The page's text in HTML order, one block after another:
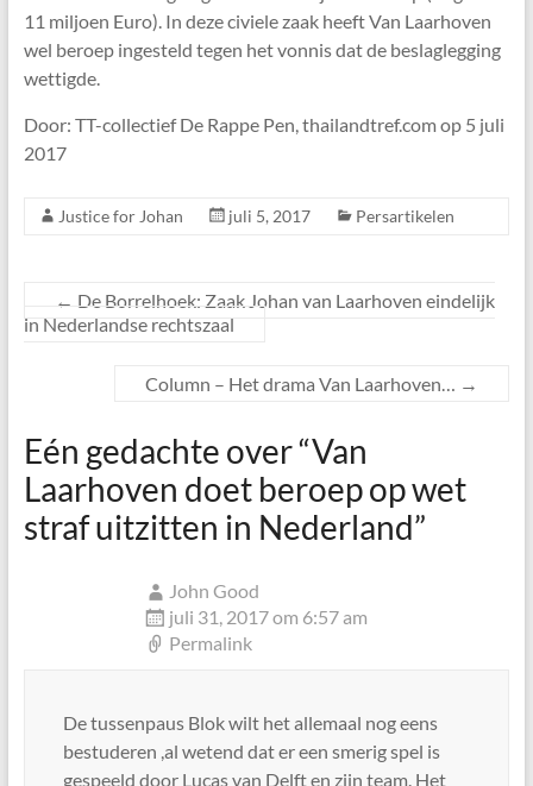
11 miljoen Euro). In deze civiele zaak heeft Van Laarhoven
wel beroep ingesteld tegen het vonnis dat de beslaglegging
wettigde.
Door: TT-collectief De Rappe Pen, thailandtref.com op 5 juli
2017
Justice for Johan juli 5, 2017 Persartikelen
← De Borrelhoek: Zaak Johan van Laarhoven eindelijk
in Nederlandse rechtszaal
Column – Het drama Van Laarhoven… →
Eén gedachte over “Van
Laarhoven doet beroep op wet
straf uitzitten in Nederland”
John Good
juli 31, 2017 om 6:57 am
Permalink
De tussenpaus Blok wilt het allemaal nog eens
bestuderen ,al wetend dat er een smerig spel is
gespeeld door Lucas van Delft en zijn team. Het